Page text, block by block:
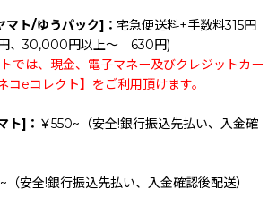
マト/ゆうパック]： 宅急便送料+手数料315円
、30,000円以上～ 630円)
では、現金、電子マネー及びクレジットカー
コeコレクト】をご利用頂けます。
ト]： ￥550~（安全!銀行振込先払い、入金確
（安全!銀行振込先払い、入金確認後配送）